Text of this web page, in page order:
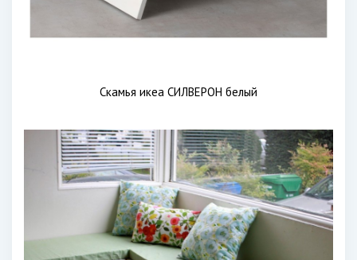
Скамья икеа СИЛВЕРОН белый